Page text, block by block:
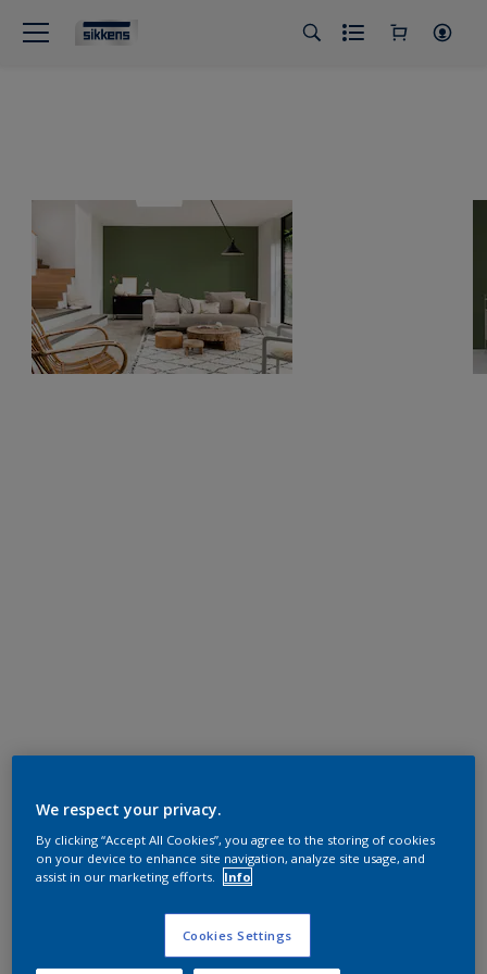
We respect your privacy.
By clicking “Accept All Cookies”, you agree to the storing of cookies
on your device to enhance site navigation, analyze site usage, and
assist in our marketing efforts.
Info
Cookies Settings